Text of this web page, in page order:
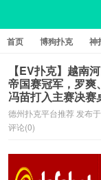
首页 博狗扑克 神
新葡京棋牌
红星扑克
【EV扑克】越南
帝国赛冠军，罗爽
冯苗打入主赛决赛
德州扑克平台推荐 发布
评论(0)